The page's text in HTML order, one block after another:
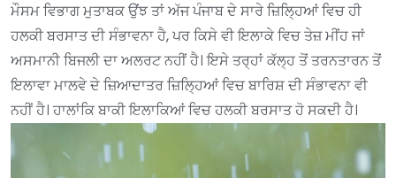
ਮੌਸਮ ਵਿਭਾਗ ਮੁਤਾਬਕ ਉਂਝ ਤਾਂ ਅੱਜ ਪੰਜਾਬ ਦੇ ਸਾਰੇ ਜ਼ਿਲ੍ਹਿਆਂ ਵਿਚ ਹੀ
ਹਲਕੀ ਬਰਸਾਤ ਦੀ ਸੰਭਾਵਨਾ ਹੈ, ਪਰ ਕਿਸੇ ਵੀ ਇਲਾਕੇ ਵਿਚ ਤੇਜ਼ ਮੀਂਹ ਜਾਂ
ਅਸਮਾਨੀ ਬਿਜਲੀ ਦਾ ਅਲਰਟ ਨਹੀਂ ਹੈ। ਇਸੇ ਤਰ੍ਹਾਂ ਕੱਲ੍ਹ ਤੋਂ ਤਰਨਤਾਰਨ ਤੋਂ
ਇਲਾਵਾ ਮਾਲਵੇ ਦੇ ਜ਼ਿਆਦਾਤਰ ਜ਼ਿਲ੍ਹਿਆਂ ਵਿਚ ਬਾਰਿਸ਼ ਦੀ ਸੰਭਾਵਨਾ ਵੀ
ਨਹੀਂ ਹੈ। ਹਾਲਾਂਕਿ ਬਾਕੀ ਇਲਾਕਿਆਂ ਵਿਚ ਹਲਕੀ ਬਰਸਾਤ ਹੋ ਸਕਦੀ ਹੈ।